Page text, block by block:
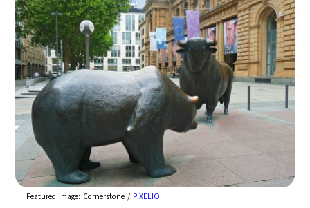
Featured image: Cornerstone / PIXELIO